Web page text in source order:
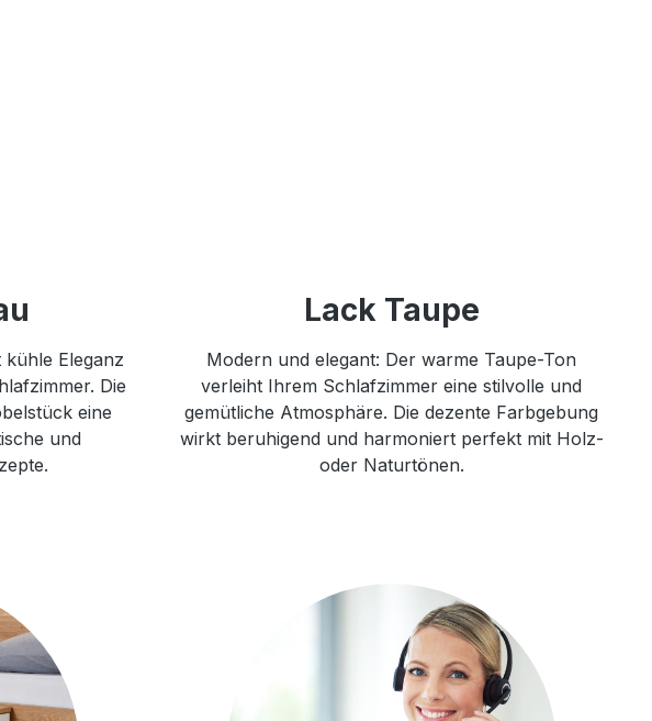
Eleganz
Die
eine
und
Lack Taupe
Modern und elegant: Der warme Taupe-Ton
verleiht Ihrem Schlafzimmer eine stilvolle und
gemütliche Atmosphäre. Die dezente Farbgebung
wirkt beruhigend und harmoniert perfekt mit Holz-
oder Naturtönen.